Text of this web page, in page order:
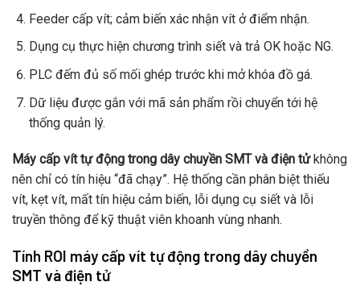
Feeder cấp vít; cảm biến xác nhận vít ở điểm nhận.
Dụng cụ thực hiện chương trình siết và trả OK hoặc NG.
PLC đếm đủ số mối ghép trước khi mở khóa đồ gá.
Dữ liệu được gắn với mã sản phẩm rồi chuyển tới hệ
thống quản lý.
Máy cấp vít tự động trong dây chuyền SMT và điện tửkhông
nên chỉ có tín hiệu “đã chạy”. Hệ thống cần phân biệt thiếu
vít, kẹt vít, mất tín hiệu cảm biến, lỗi dụng cụ siết và lỗi
truyền thông để kỹ thuật viên khoanh vùng nhanh.
Tính ROI máy cấp vít tự động trong dây chuyền
SMT và điện tử